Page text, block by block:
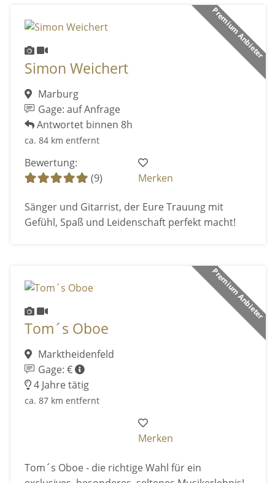
Premium Anbieter
Simon Weichert
Marburg
Gage: auf Anfrage
Antwortet binnen 8h
ca. 84 km entfernt
Bewertung:
(9)
Merken
Sänger und Gitarrist, der Eure Trauung mit
Gefühl, Spaß und Leidenschaft perfekt macht!
Premium Anbieter
Tom´s Oboe
Marktheidenfeld
Gage: €
4 Jahre tätig
ca. 87 km entfernt
Merken
Tom´s Oboe - die richtige Wahl für ein